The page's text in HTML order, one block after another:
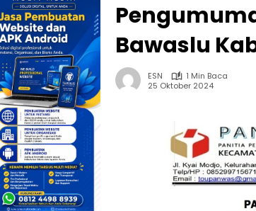
Bawaslu
ESN
1 Min Baca
25 Oktober 2024